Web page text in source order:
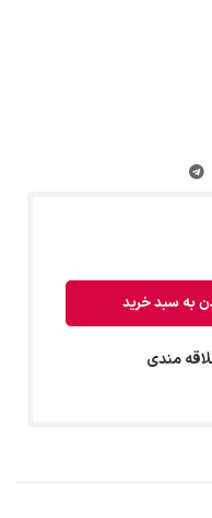
به سبد خرید
مندی